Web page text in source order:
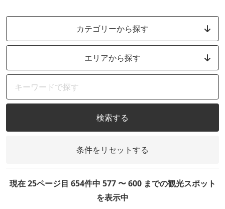
カテゴリーから探す
エリアから探す
検索する
条件をリセットする
現在 25ページ目 654件中 577 〜 600 までの観光スポット
を表示中